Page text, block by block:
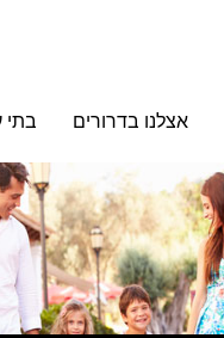
אצלנו בדרורים בתי